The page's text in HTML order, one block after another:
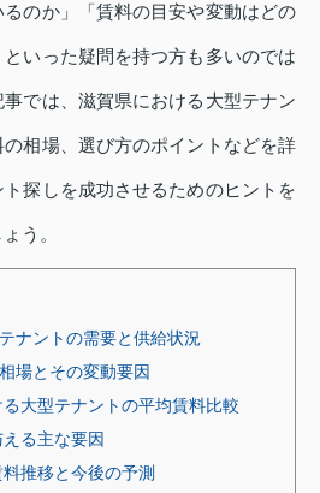
のか」「賃料の目安や変動はどの
いった疑問を持つ方も多いのでは
では、滋賀県における大型テナン
の相場、選び方のポイントなどを詳
探しを成功させるためのヒントを
う。
ナントの需要と供給状況
場とその変動要因
る大型テナントの平均賃料比較
える主な要因
推移と今後の予測